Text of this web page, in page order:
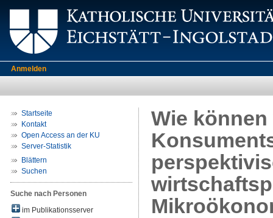
Anmelden
Startseite
Kontakt
Open Access an der KU
Server-Statistik
Blättern
Suchen
Suche nach Personen
im Publikationsserver
Wie